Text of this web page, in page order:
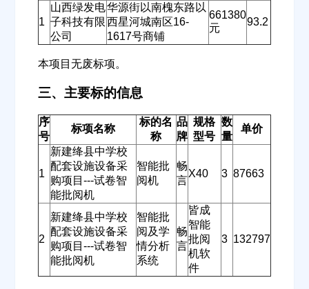
1
山西绿发电
子科技有限
公司
华源街以南槐东路以
西星河城南区16-
1617号商铺
661380
元
93.2
本项目无废标项。
三、主要标的信息
序
号
标项名称
标的名
称
品
牌
规格
型号
数
量
单价
1
新建绛县中学校
配套设施设备采
购项目---试卷智
能批阅机
智能批
阅机
畅
言
X40 3 87663
2
新建绛县中学校
配套设施设备采
购项目---试卷智
能批阅机
智能批
阅及学
情分析
系统
畅
言
皆成
智能
批阅
机软
件
3 132797